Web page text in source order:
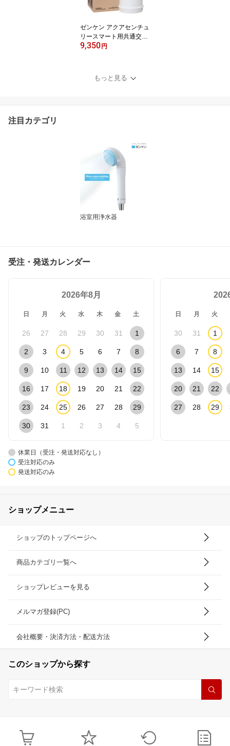
ゼンケン アクアセンチュ
リースマート用共通交換
カートリッジTC-MFH-K
ジゼンケン正規取扱店他
店には負けません！【送
9,350 円
もっと見る
注目カテゴリ
浴室用浄水器
受注・発送カレンダー
2026年8月
日 月 火 水 木 金 土
26 27 28 29 30 31 1
2 3 4 5 6 7 8
9 10 11 12 13 14 15
16 17 18 19 20 21 22
23 24 25 26 27 28 29
30 31 1 2 3 4 5
日 月 火
30 31 1
6 7 8
13 14 15
20 21 22
27 28 29
休業日（受注・発送対応なし）
受注対応のみ
発送対応のみ
ショップメニュー
ショップのトップページへ
商品カテゴリ一覧へ
ショップレビューを見る
メルマガ登録(PC)
会社概要・決済方法・配送方法
このショップから探す